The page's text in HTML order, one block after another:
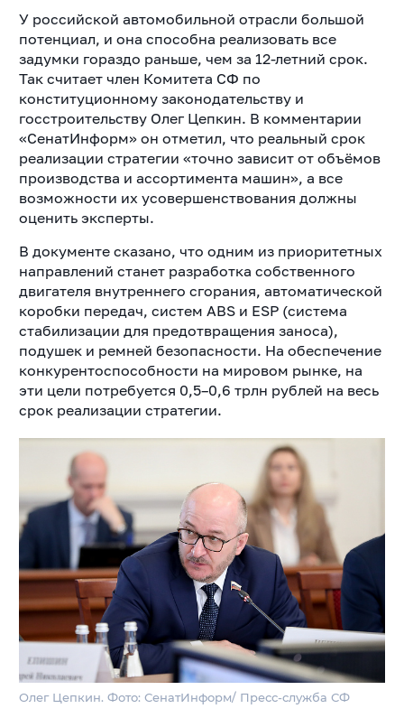
У российской автомобильной отрасли большой
потенциал, и она способна реализовать все
задумки гораздо раньше, чем за 12-летний срок.
Так считает член Комитета СФ по
конституционному законодательству и
госстроительству Олег Цепкин. В комментарии
«СенатИнформ» он отметил, что реальный срок
реализации стратегии «точно зависит от объёмов
производства и ассортимента машин», а все
возможности их усовершенствования должны
оценить эксперты.
В документе сказано, что одним из приоритетных
направлений станет разработка собственного
двигателя внутреннего сгорания, автоматической
коробки передач, систем ABS и ESP (система
стабилизации для предотвращения заноса),
подушек и ремней безопасности. На обеспечение
конкурентоспособности на мировом рынке, на
эти цели потребуется 0,5–0,6 трлн рублей на весь
срок реализации стратегии.
Олег Цепкин. Фото: СенатИнформ/ Пресс-служба СФ